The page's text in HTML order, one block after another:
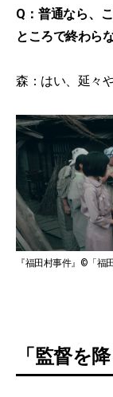
Q：普通なら、
ところで終わら
森：はい、延々
『福田村事件』©「福
「監督を